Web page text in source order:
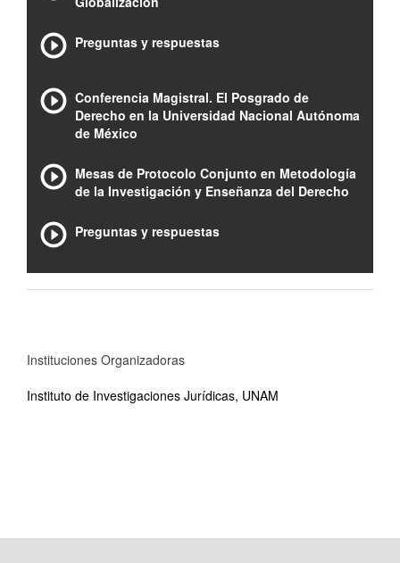
Preguntas y respuestas
Conferencia Magistral. El Posgrado de
Derecho en la Universidad Nacional Autónoma
de México
Mesas de Protocolo Conjunto en Metodología
de la Investigación y Enseñanza del Derecho
Preguntas y respuestas
Instituciones Organizadoras
Instituto de Investigaciones Jurídicas, UNAM